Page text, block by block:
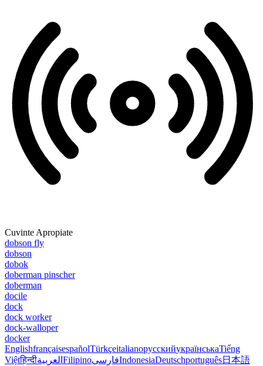
Cuvinte Apropiate
dobson fly
dobson
dobok
doberman pinscher
doberman
docile
dock
dock worker
dock-walloper
docker
EnglishfrançaisespañolTürkçeitalianoрусскийукраїнськаTiếng
Việtहिन्दीالعربية FilipinoفارسیIndonesiaDeutschportuguês日本語